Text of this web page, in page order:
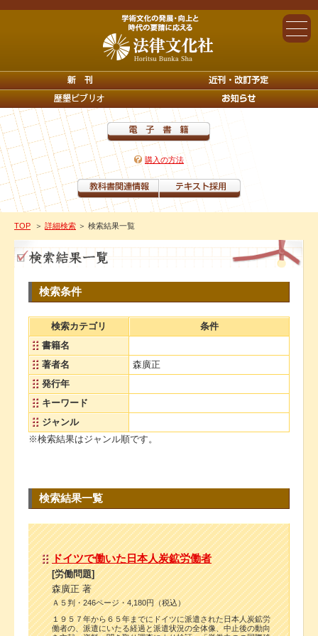
購入の方法
TOP ＞ 詳細検索 ＞ 検索結果一覧
検索条件
検索カテゴリ
条件
書籍名
著者名
森廣正
発行年
キーワード
ジャンル
※検索結果はジャンル順です。
検索結果一覧
ドイツで働いた日本人炭鉱労働者
[労働問題]
森廣正 著
Ａ５判・246ページ・4,180円（税込）
１９５７年から６５年までにドイツに派遣された日本人炭鉱労
働者の、派遣にいたる経過と派遣状況の全体像、中止後の動向